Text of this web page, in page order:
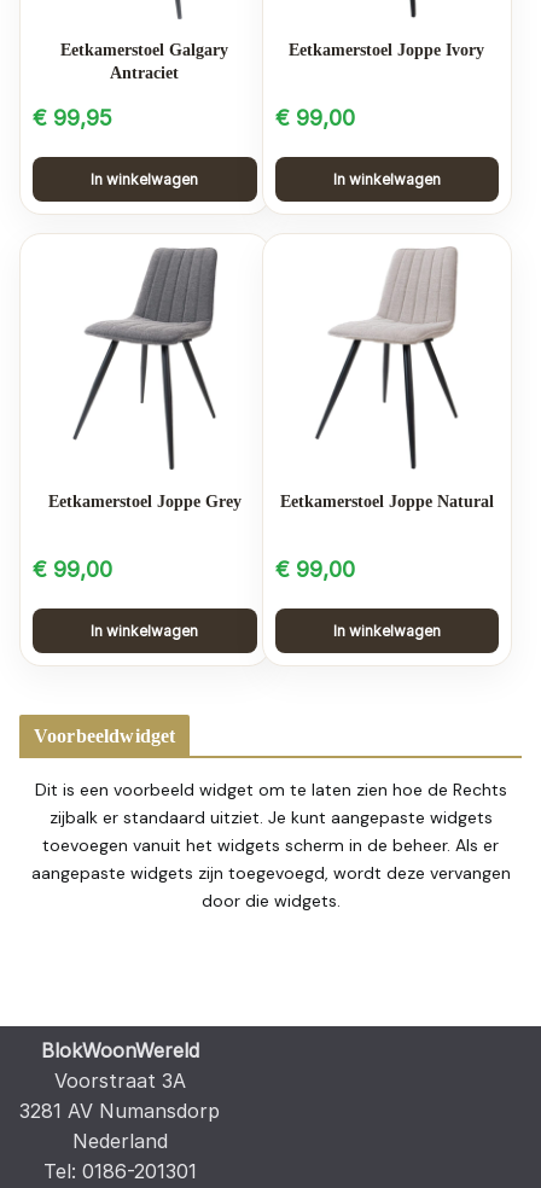
Eetkamerstoel Galgary
Antraciet
€ 99,95
In winkelwagen
Eetkamerstoel Joppe Ivory
€99,00
In winkelwagen
Eetkamerstoel Joppe Grey
€ 99,00
In winkelwagen
Eetkamerstoel Joppe Natural
€99,00
In winkelwagen
Voorbeeldwidget
Dit is een voorbeeld widget om te laten zien hoe de Rechts
zijbalk er standaard uitziet. Je kunt aangepaste widgets
toevoegen vanuit het widgets scherm in de beheer. Als er
aangepaste widgets zijn toegevoegd, wordt deze vervangen
door die widgets.
BlokWoonWereld
Voorstraat 3A
3281 AV Numansdorp
Nederland
Tel: 0186-201301